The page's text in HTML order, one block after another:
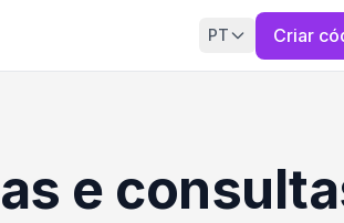
PT Criar
e